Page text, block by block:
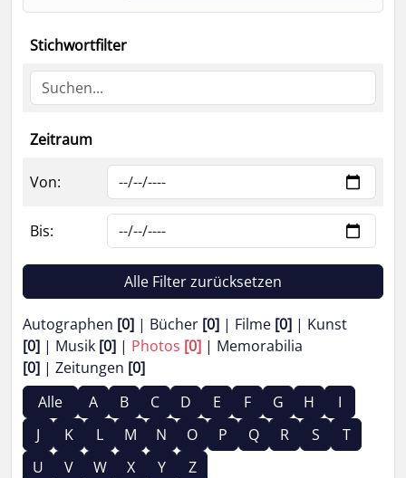
Stichwortfilter
Zeitraum
Von:
Bis:
Alle Filter zurücksetzen
Autographen [0] Bücher [0] Filme [0]
Kunst
[0]
Musik [0] Photos [0]
Memorabilia
[0]
Zeitungen [0]
Alle
A B C D E F G H
I
J
K L M N O P Q R S
T
U
V W X Y Z